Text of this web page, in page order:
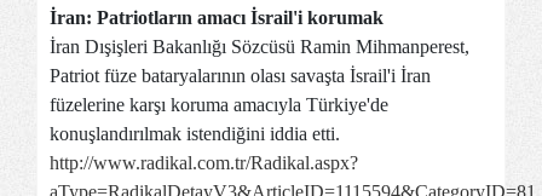
İran: Patriotların amacı İsrail'i korumak
İran Dışişleri Bakanlığı Sözcüsü Ramin Mihmanperest,
Patriot füze bataryalarının olası savaşta İsrail'i İran
füzelerine karşı koruma amacıyla Türkiye'de
konuşlandırılmak istendiğini iddia etti.
http://www.radikal.com.tr/Radikal.aspx?
aType=RadikalDetayV3&ArticleID=1115594&CategoryID=81